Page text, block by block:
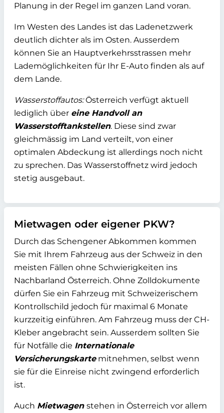
Planung in der Regel im ganzen Land voran.
Im Westen des Landes ist das Ladenetzwerk
deutlich dichter als im Osten. Ausserdem
können Sie an Hauptverkehrsstrassen mehr
Lademöglichkeiten für Ihr E-Auto finden als auf
dem Lande.
Wasserstoffautos:Österreich verfügt aktuell
lediglich über eine Handvoll an
Wasserstofftankstellen. Diese sind zwar
gleichmässig im Land verteilt, von einer
optimalen Abdeckung ist allerdings noch nicht
zu sprechen. Das Wasserstoffnetz wird jedoch
stetig ausgebaut.
Mietwagen oder eigener PKW?
Durch das Schengener Abkommen kommen
Sie mit Ihrem Fahrzeug aus der Schweiz in den
meisten Fällen ohne Schwierigkeiten ins
Nachbarland Österreich. Ohne Zolldokumente
dürfen Sie ein Fahrzeug mit Schweizerischem
Kontrollschild jedoch für maximal 6 Monate
kurzzeitig einführen. Am Fahrzeug muss der CH-
Kleber angebracht sein. Ausserdem sollten Sie
für Notfälle die Internationale
Versicherungskartemitnehmen, selbst wenn
sie für die Einreise nicht zwingend erforderlich
ist.
Auch Mietwagen stehen in Österreich vor allem